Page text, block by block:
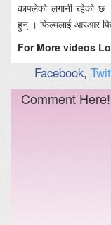
काफ्लेको लगानी रहेको छ
हुन् । फिल्मलाई आरआर
For More videos
Facebook,
Comment Here!